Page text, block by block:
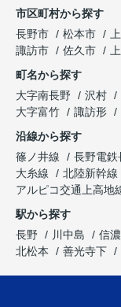
市区町村から探す
長野市
松本市
諏訪市
佐久市
町名から探す
大字南長野
沢村
大字富竹
諏訪形
沿線から探す
篠ノ井線
長野電鉄
大糸線
北陸新幹線
アルピコ交通上高地
駅から探す
長野
川中島 信
北松本
善光寺下